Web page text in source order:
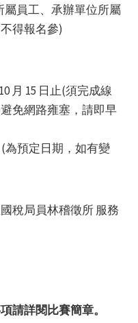
員工、承辦單位所屬
得報名參)
月 15 日止(須完成線
免網路雍塞，請即早
(為預定日期，如有變
稅局員林稽徵所 服務
請詳閱比賽簡章。